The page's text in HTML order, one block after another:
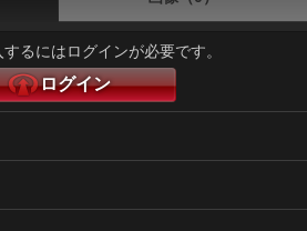
るにはログインが必要です。
ログイン